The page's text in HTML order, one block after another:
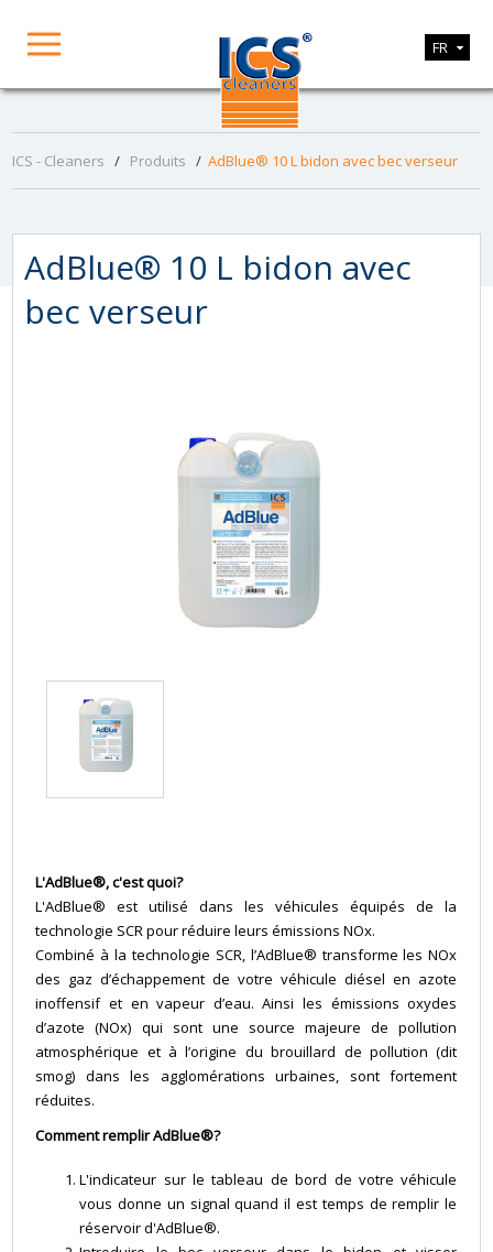
FR
ICS - Cleaners / Produits /AdBlue® 10 L bidon avec bec verseur
AdBlue® 10 L bidon avec
bec verseur
L'AdBlue®, c'est quoi?
L'AdBlue® est utilisé dans les véhicules équipés de la
technologie SCR pour réduire leurs émissions NOx.
Combiné à la technologie SCR, l’AdBlue® transforme les NOx
des gaz d’échappement de votre véhicule diésel en azote
inoffensif et en vapeur d’eau. Ainsi les émissions oxydes
d’azote (NOx) qui sont une source majeure de pollution
atmosphérique et à l’origine du brouillard de pollution (dit
smog) dans les agglomérations urbaines, sont fortement
réduites.
Comment remplir AdBlue®?
L'indicateur sur le tableau de bord de votre véhicule
vous donne un signal quand il est temps de remplir le
réservoir d'AdBlue®.